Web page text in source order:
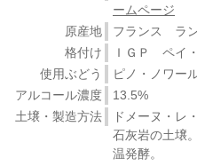
ームページ
原産地
フランス ラ
格付け
ＩＧＰ ペイ
使用ぶどう
ピノ・ノワー
アルコール濃度
13.5%
土壌・製造方法
ドメーヌ・レ
石灰岩の土壌
温発酵。